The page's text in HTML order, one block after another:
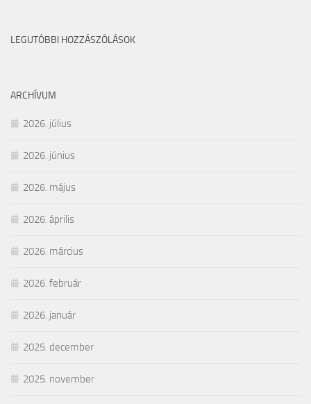
LEGUTÓBBI HOZZÁSZÓLÁSOK
ARCHÍVUM
2026. július
2026. június
2026. május
2026. április
2026. március
2026. február
2026. január
2025. december
2025. november